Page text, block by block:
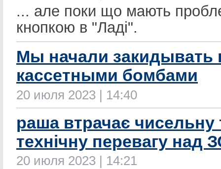
... але поки що мають
кнопкою в "Ладі".
Мы начали закидывать
кассетными бомбами
20 июля 2023 | 14:40
раша втрачає чисельну
технічну перевагу над
20 июля 2023 | 14:21